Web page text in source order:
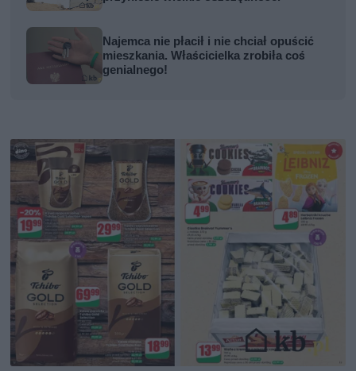
Najemca nie płacił i nie chciał opuścić
mieszkania. Właścicielka zrobiła coś
genialnego!